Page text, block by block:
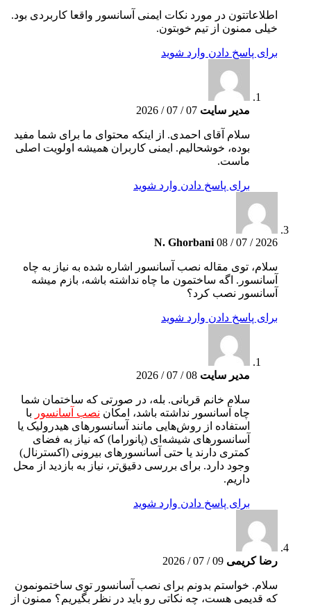
اطلاعاتتون در مورد نکات ایمنی آسانسور واقعا کاربردی بود.
خیلی ممنون از تیم خوبتون.
برای پاسخ دادن وارد شوید
مدیر سایت 07 / 07 / 2026
سلام آقای احمدی. از اینکه محتوای ما برای شما مفید
بوده، خوشحالیم. ایمنی کاربران همیشه اولویت اصلی
ماست.
برای پاسخ دادن وارد شوید
N. Ghorbani 08 / 07 / 2026
سلام، توی مقاله نصب آسانسور اشاره شده به نیاز به چاه
آسانسور. اگه ساختمون ما چاه نداشته باشه، بازم میشه
آسانسور نصب کرد؟
برای پاسخ دادن وارد شوید
مدیر سایت 08 / 07 / 2026
سلام خانم قربانی. بله، در صورتی که ساختمان شما
چاه آسانسور نداشته باشد، امکان نصب آسانسور با
استفاده از روش‌هایی مانند آسانسورهای هیدرولیک یا
آسانسورهای شیشه‌ای (پانوراما) که نیاز به فضای
کمتری دارند یا حتی آسانسورهای بیرونی (اکسترنال)
وجود دارد. برای بررسی دقیق‌تر، نیاز به بازدید از محل
داریم.
برای پاسخ دادن وارد شوید
رضا کریمی 09 / 07 / 2026
سلام. خواستم بدونم برای نصب آسانسور توی ساختمونمون
که قدیمی هست، چه نکاتی رو باید در نظر بگیریم؟ ممنون از